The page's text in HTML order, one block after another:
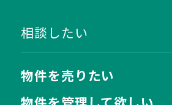
相談したい
物件を売りたい